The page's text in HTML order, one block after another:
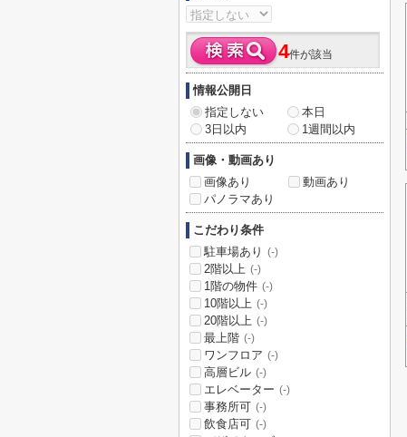
4件が該当
情報公開日
指定しない
本日
3日以内
1週間以内
画像・動画あり
画像あり
動画あり
パノラマあり
こだわり条件
駐車場あり
(-)
2階以上 (-)
1階の物件 (-)
10階以上 (-)
20階以上 (-)
最上階 (-)
ワンフロア (-)
高層ビル (-)
エレベーター (-)
事務所可 (-)
飲食店可 (-)